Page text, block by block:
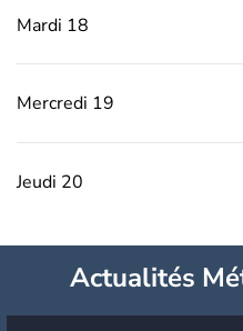
Mardi 18
Mercredi 19
Jeudi 20
Actualités